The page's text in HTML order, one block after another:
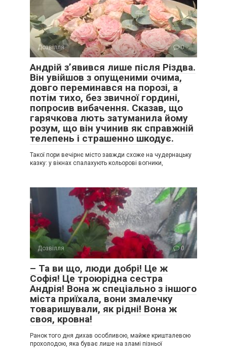
Дозвілля 0
Андрій з’явився лише після Різдва.
Він увійшов з опущеними очима,
довго переминався на порозі, а
потім тихо, без звичної гордині,
попросив вибачення. Сказав, що
гарячкова лють затуманила йому
розум, що він учинив як справжній
телепень і страшенно шкодує.
Такої пори вечірнє місто завжди схоже на чудернацьку
казку: у вікнах спалахують кольорові вогники,
Дозвілля 0
– Та ви що, люди добрі! Це ж
Софія! Це троюрідна сестра
Андрія! Вона ж спеціально з іншого
міста приїхала, вони змалечку
товаришували, як рідні! Вона ж
своя, кровна!
Ранок того дня дихав особливою, майже кришталевою
прохолодою, яка буває лише на зламі пізньої